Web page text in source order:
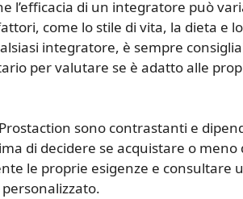
l’efficacia di un integratore può
come lo stile di vita, la dieta e
integratore, è sempre
per valutare se è adatto alle
sono contrastanti e
di decidere se acquistare o
le proprie esigenze e consultare